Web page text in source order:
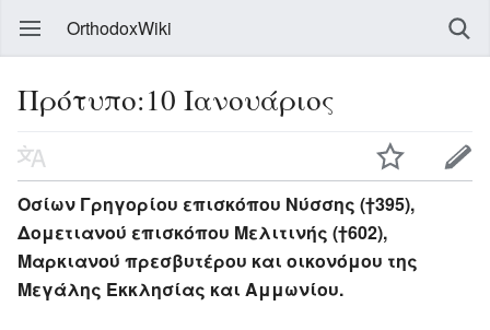
OrthodoxWiki
Πρότυπο:10 Ιανουάριος
Οσίων Γρηγορίου επισκόπου Νύσσης (†395),
Δομετιανού επισκόπου Μελιτινής (†602),
Μαρκιανού πρεσβυτέρου και οικονόμου της
Μεγάλης Εκκλησίας και Αμμωνίου.